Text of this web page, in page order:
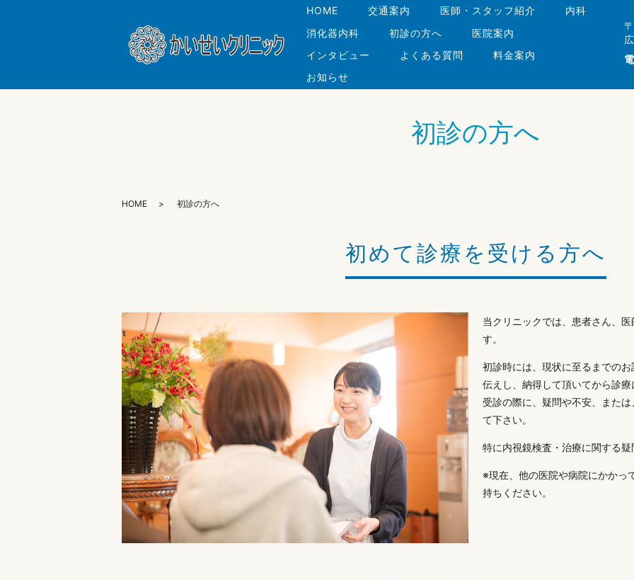
HOME 交通案内 医師・スタッフ紹介
内科
消化器内科
初診の方へ
医院案内
インタビュー
よくある質問
料金案内
お知らせ
初診の方へ
HOME 初診の方へ
初めて診療を受ける方へ
当クリニックでは、患者さん、
す。
初診時には、現状に至るまでの
伝えし、納得して頂いてから診療
受診の際に、疑問や不安、また
て下さい。
特に内視鏡検査・治療に関する疑
※現在、他の医院や病院にかかっ
持ちください。